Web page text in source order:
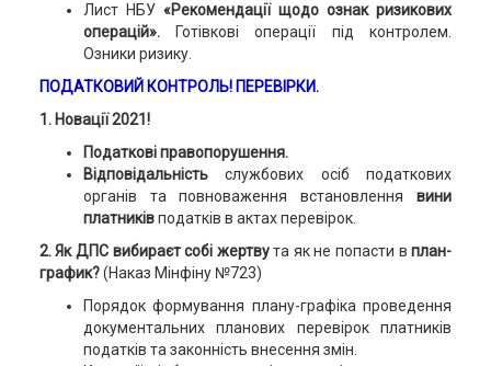
Лист НБУ «Рекомендації щодо ознак ризикових
операцій».
Готівкові операції під контролем.
Озники ризику.
ПОДАТКОВИЙ КОНТРОЛЬ! ПЕРЕВІРКИ.
1. Новації 2021!
Податкові правопорушення.
Відповідальністьслужбових осіб податкових
органів та повноваження встановленнявини
платниківподатків в актах перевірок.
2. Як ДПС вибираєт собі жертвута як не попасти вплан-
график?(Наказ Мінфіну №723)
Порядок формування плану-графіка проведення
документальних планових перевірок платників
податків та законність внесення змін.